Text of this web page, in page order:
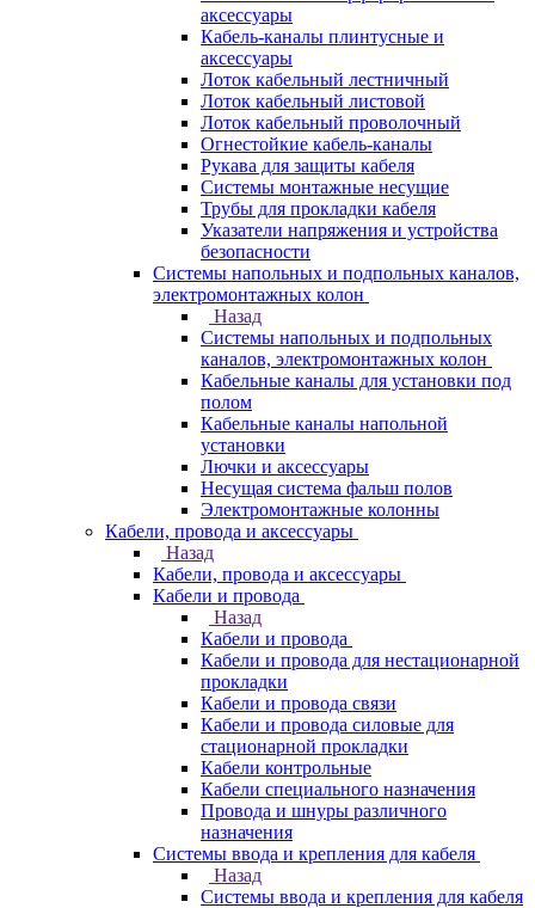
аксессуары
Кабель-каналы плинтусные и
аксессуары
Лоток кабельный лестничный
Лоток кабельный листовой
Лоток кабельный проволочный
Огнестойкие кабель-каналы
Рукава для защиты кабеля
Системы монтажные несущие
Трубы для прокладки кабеля
Указатели напряжения и устройства
безопасности
Системы напольных и подпольных каналов,
электромонтажных колон
Назад
Системы напольных и подпольных
каналов, электромонтажных колон
Кабельные каналы для установки под
полом
Кабельные каналы напольной
установки
Лючки и аксессуары
Несущая система фальш полов
Электромонтажные колонны
Кабели, провода и аксессуары
Назад
Кабели, провода и аксессуары
Кабели и провода
Назад
Кабели и провода
Кабели и провода для нестационарной
прокладки
Кабели и провода связи
Кабели и провода силовые для
стационарной прокладки
Кабели контрольные
Кабели специального назначения
Провода и шнуры различного
назначения
Системы ввода и крепления для кабеля
Назад
Системы ввода и крепления для кабеля